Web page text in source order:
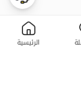
الرئيسية